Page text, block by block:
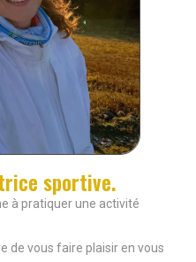
sportive.
à pratiquer une activité
de vous faire plaisir en vous